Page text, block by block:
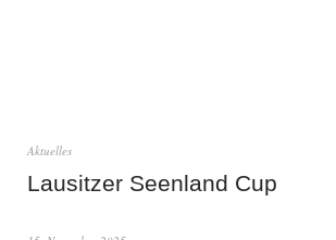
Aktuelles
Lausitzer Seenland Cup